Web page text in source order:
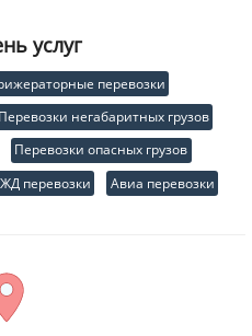
услуг
перевозки
Перевозки негабаритных грузов
Перевозки опасных грузов
ЖД перевозки Авиа перевозки